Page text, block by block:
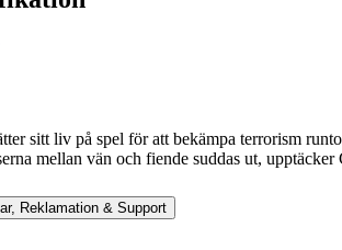
sitt liv på spel för att bekämpa terrorism
mellan vän och fiende suddas ut,
Reklamation & Support